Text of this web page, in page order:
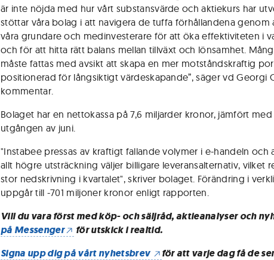
är inte nöjda med hur vårt substansvärde och aktiekurs har
stöttar våra bolag i att navigera de tuffa förhållandena genom
våra grundare och medinvesterare för att öka effektiviteten i
och för att hitta rätt balans mellan tillväxt och lönsamhet.
måste fattas med avsikt att skapa en mer motståndskraftig
positionerad för långsiktigt värdeskapande”, säger vd Georgi
kommentar.
Bolaget har en nettokassa på 7,6 miljarder kronor, jämfört
utgången av juni.
"Instabee pressas av kraftigt fallande volymer i e-handeln och
allt högre utsträckning väljer billigare leveransalternativ, vilket
stor nedskrivning i kvartalet", skriver bolaget. Förändring i
uppgår till -701 miljoner kronor enligt rapporten.
Vill du vara först med köp- och säljråd, aktieanalyser och
på Messenger
för utskick i realtid.
Signa upp dig på vårt nyhetsbrev
för att varje dag få de